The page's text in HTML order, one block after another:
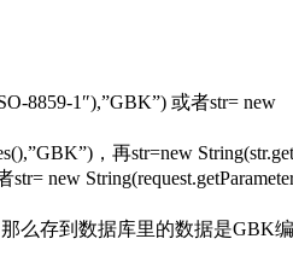
8859-1″),”GBK”) 或者str= new
，再str=new
new
那么存到数据库里的数据是GBK编